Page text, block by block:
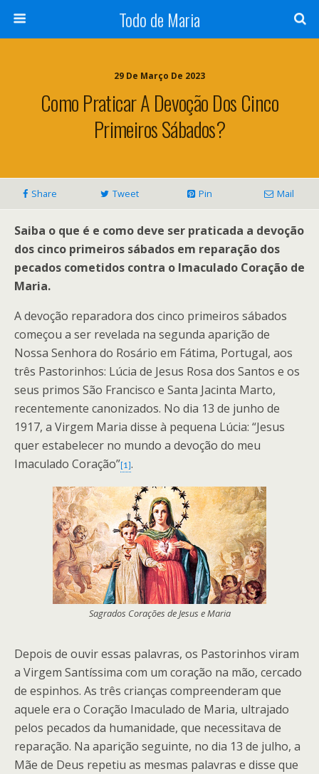
Todo de Maria
29 De Março De 2023
Como Praticar A Devoção Dos Cinco
Primeiros Sábados?
Share Tweet Pin Mail
Saiba o que é e como deve ser praticada a devoção
dos cinco primeiros sábados em reparação dos
pecados cometidos contra o Imaculado Coração de
Maria.
A devoção reparadora dos cinco primeiros sábados
começou a ser revelada na segunda aparição de
Nossa Senhora do Rosário em Fátima, Portugal, aos
três Pastorinhos: Lúcia de Jesus Rosa dos Santos e os
seus primos São Francisco e Santa Jacinta Marto,
recentemente canonizados. No dia 13 de junho de
1917, a Virgem Maria disse à pequena Lúcia: “Jesus
quer estabelecer no mundo a devoção do meu
Imaculado Coração”[1].
Sagrados Corações de Jesus e Maria
Depois de ouvir essas palavras, os Pastorinhos viram
a Virgem Santíssima com um coração na mão, cercado
de espinhos. As três crianças compreenderam que
aquele era o Coração Imaculado de Maria, ultrajado
pelos pecados da humanidade, que necessitava de
reparação. Na aparição seguinte, no dia 13 de julho, a
Mãe de Deus repetiu as mesmas palavras e disse que